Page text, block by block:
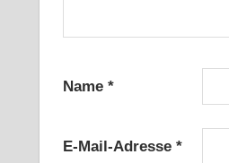
Name *
E-Mail-Adresse *